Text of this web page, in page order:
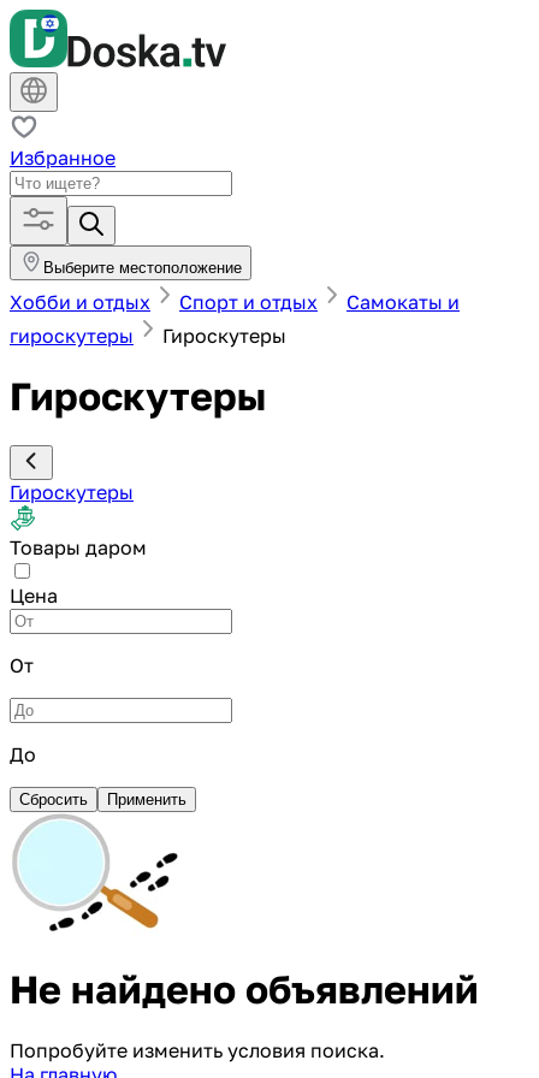
Избранное
Выберите местоположение
Хобби и отдых Спорт и отдых
Самокаты и
гироскутеры
Гироскутеры
Гироскутеры
Гироскутеры
Товары даром
Цена
От
До
Сбросить Применить
Не найдено объявлений
Попробуйте изменить условия поиска.